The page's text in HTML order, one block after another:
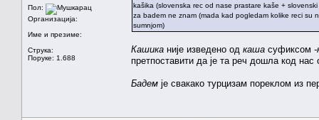
Пол:
Организација:
Име и презиме:
Струка:
Поруке: 1.688
kašika (slovenska rec od nase prastare kaše +
za badem ne znam (mada kad pogledam kolike reci su
sumnjom)
Кашика није изведено од каша суфиксом -
претпоставити да је та реч дошла код нас
Бадем је свакако турцизам пореклом из